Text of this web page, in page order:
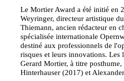
Le Mortier Award a été initié en
Weyringer, directeur artistique
Thiemann, ancien rédacteur en
spécialisée internationale
destiné aux professionnels de
risques et leurs innovations. Les
Gerard Mortier, à titre
Hinterhauser (2017) et